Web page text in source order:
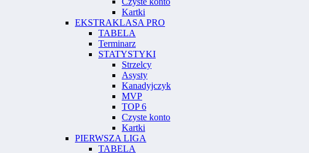
Kartki
EKSTRAKLASA PRO
TABELA
Terminarz
STATYSTYKI
Strzelcy
Asysty
Kanadyjczyk
MVP
TOP 6
Czyste konto
Kartki
PIERWSZA LIGA
TABELA